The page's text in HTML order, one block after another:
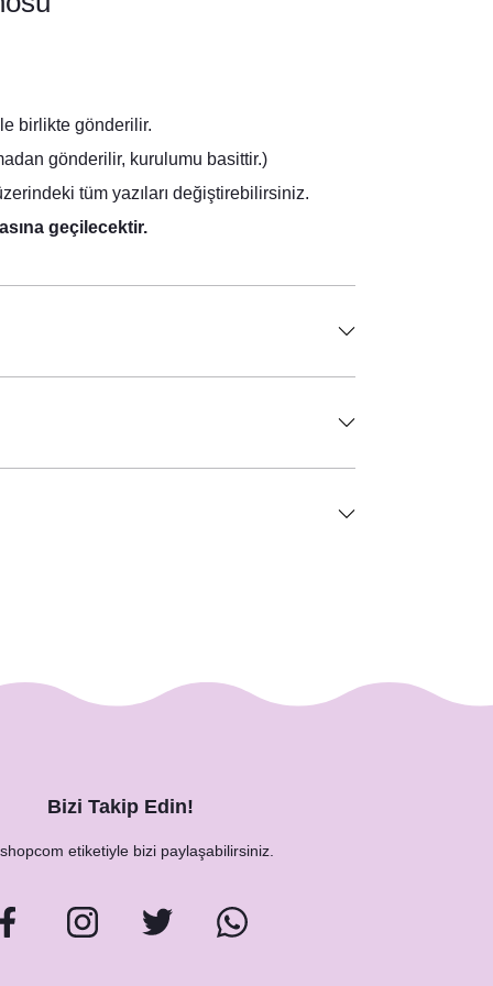
birlikte gönderilir.
gönderilir, kurulumu basittir.)
tüm yazıları değiştirebilirsiniz.
geçilecektir.
Bizi Takip Edin!
etiketiyle bizi paylaşabilirsiniz.